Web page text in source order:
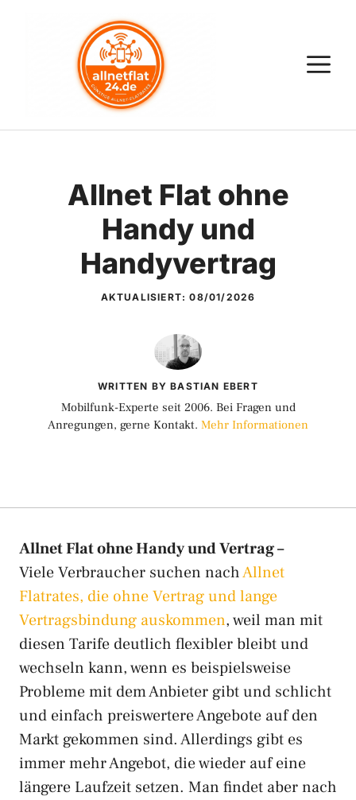
Allnet Flat ohne
Handy und
Handyvertrag
AKTUALISIERT:08/01/2026
WRITTEN BY BASTIAN EBERT
Mobilfunk-Experte seit 2006. Bei Fragen und
Anregungen, gerne Kontakt. Mehr Informationen
Allnet Flat ohne Handy und Vertrag –
Viele Verbraucher suchen nachAllnet
Flatrates, die ohne Vertrag und lange
Vertragsbindung auskommen, weil man mit
diesen Tarife deutlich flexibler bleibt und
wechseln kann, wenn es beispielsweise
Probleme mit dem Anbieter gibt und schlicht
und einfach preiswertere Angebote auf den
Markt gekommen sind. Allerdings gibt es
immer mehr Angebot, die wieder auf eine
längere Laufzeit setzen. Man findet aber nach